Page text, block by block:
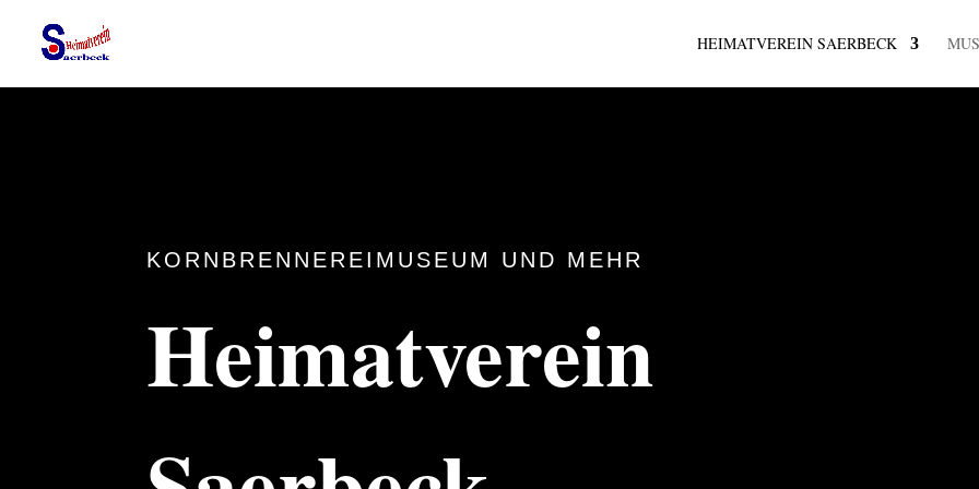
HEIMATVEREIN SAERBECK
KORNBRENNEREIMUSEUM UND MEHR
Heimatverein